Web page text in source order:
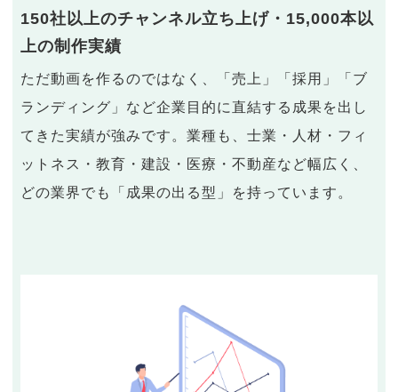
150社以上のチャンネル立ち上げ・15,000本以
上の制作実績
ただ動画を作るのではなく、「売上」「採用」「ブ
ランディング」など企業目的に直結する成果を出し
てきた実績が強みです。業種も、士業・人材・フィ
ットネス・教育・建設・医療・不動産など幅広く、
どの業界でも「成果の出る型」を持っています。